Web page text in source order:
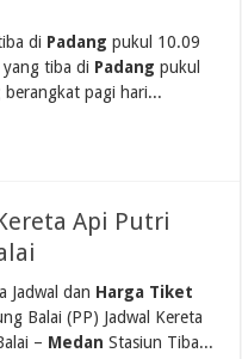
di Padang pukul 10.09
tiba di Padang pukul
berangkat pagi hari...
Api Putri
Jadwal dan Harga Tiket
Balai (PP) Jadwal Kereta
– Medan Stasiun Tiba...